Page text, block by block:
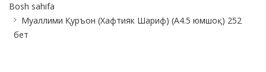
Breadcrumb
Bosh sahifa
Муаллими Қуръон (Хафтияк Шариф) (А4.5 юмшоқ) 252
бет